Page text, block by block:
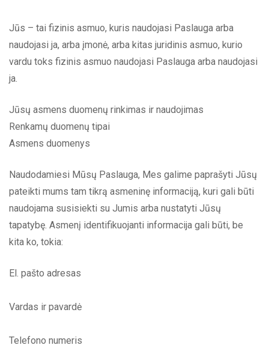
Jūs – tai fizinis asmuo, kuris naudojasi Paslauga arba
naudojasi ja, arba įmonė, arba kitas juridinis asmuo, kurio
vardu toks fizinis asmuo naudojasi Paslauga arba naudojasi
ja.
Jūsų asmens duomenų rinkimas ir naudojimas
Renkamų duomenų tipai
Asmens duomenys
Naudodamiesi Mūsų Paslauga, Mes galime paprašyti Jūsų
pateikti mums tam tikrą asmeninę informaciją, kuri gali būti
naudojama susisiekti su Jumis arba nustatyti Jūsų
tapatybę. Asmenį identifikuojanti informacija gali būti, be
kita ko, tokia:
El. pašto adresas
Vardas ir pavardė
Telefono numeris